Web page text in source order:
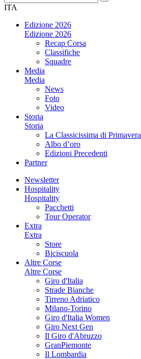
ITA
Edizione 2026
Edizione 2026
Recap Corsa
Classifiche
Squadre
Media
Media
News
Foto
Video
Storia
Storia
La Classicissima di Primavera
Albo d’oro
Edizioni Precedenti
Partner
Newsletter
Hospitality
Hospitality
Pacchetti
Tour Operator
Extra
Extra
Store
Biciscuola
Altre Corse
Altre Corse
Giro d'Italia
Strade Bianche
Tirreno Adriatico
Milano-Torino
Giro d'Italia Women
Giro Next Gen
Il Giro d'Abruzzo
GranPiemonte
Il Lombardia